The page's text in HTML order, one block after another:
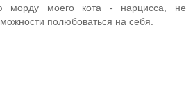
морду моего кота - нарцисса, не
полюбоваться на себя.